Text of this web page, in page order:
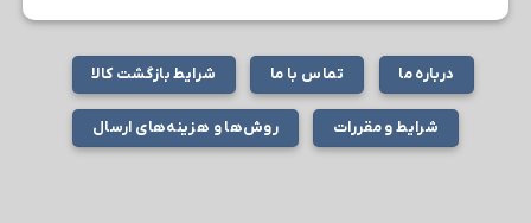
درباره ما تماس با ما شرایط بازگشت کالا
شرایط و مقررات روش‌ها و هزینه‌های ارسال